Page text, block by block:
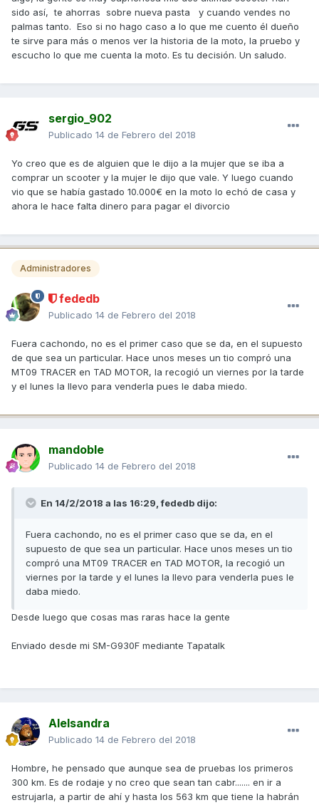
sido así, te ahorras sobre nueva pasta y cuando vendes no
palmas tanto. Eso si no hago caso a lo que me cuento él dueño
te sirve para más o menos ver la historia de la moto, la pruebo y
escucho lo que me cuenta la moto. Es tu decisión. Un saludo.
sergio_902
Publicado 14 de Febrero del 2018
Yo creo que es de alguien que le dijo a la mujer que se iba a
comprar un scooter y la mujer le dijo que vale. Y luego cuando
vio que se había gastado 10.000€ en la moto lo echó de casa y
ahora le hace falta dinero para pagar el divorcio
Administradores
fededb
Publicado 14 de Febrero del 2018
Fuera cachondo, no es el primer caso que se da, en el supuesto
de que sea un particular. Hace unos meses un tio compró una
MT09 TRACER en TAD MOTOR, la recogió un viernes por la tarde
y el lunes la llevo para venderla pues le daba miedo.
mandoble
Publicado 14 de Febrero del 2018
En 14/2/2018 a las 16:29,fededb dijo:
Fuera cachondo, no es el primer caso que se da, en el
supuesto de que sea un particular. Hace unos meses un tio
compró una MT09 TRACER en TAD MOTOR, la recogió un
viernes por la tarde y el lunes la llevo para venderla pues le
daba miedo.
Desde luego que cosas mas raras hace la gente
Enviado desde mi SM-G930F mediante Tapatalk
Alelsandra
Publicado 14 de Febrero del 2018
Hombre, he pensado que aunque sea de pruebas los primeros
300 km. Es de rodaje y no creo que sean tan cabr....... en ir a
estrujarla, a partir de ahí y hasta los 563 km que tiene la habrán